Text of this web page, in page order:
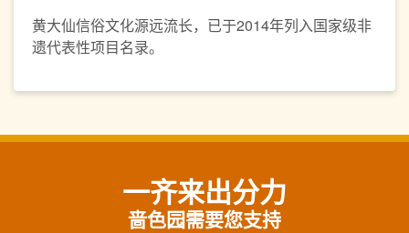
黄大仙信俗文化源远流长，已于2014年列入国家级非
遗代表性项目名录。
一齐来出分力
啬色园需要您支持